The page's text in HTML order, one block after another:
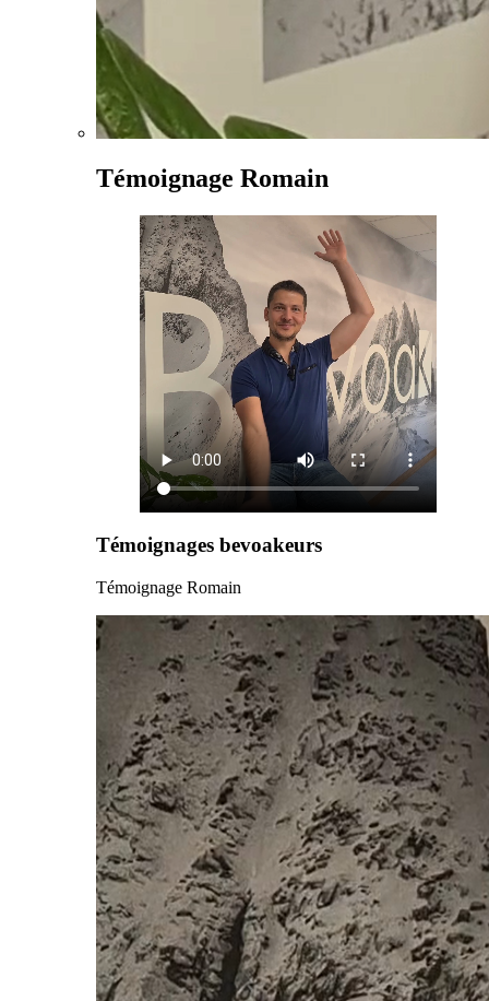
Témoignage Romain
Témoignages bevoakeurs
Témoignage Romain